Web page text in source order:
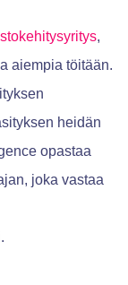
,
aiempia töitään.
heidän
opastaa
joka vastaa